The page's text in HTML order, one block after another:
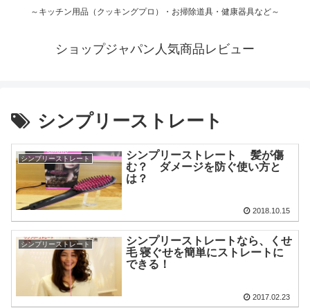
～キッチン用品（クッキングプロ）・お掃除道具・健康器具など～
ショップジャパン人気商品レビュー
シンプリーストレート
シンプリーストレート
シンプリーストレート 髪が傷
む？ ダメージを防ぐ使い方と
は？
2018.10.15
シンプリーストレート
シンプリーストレートなら、くせ
毛 寝ぐせを簡単にストレートに
できる！
2017.02.23